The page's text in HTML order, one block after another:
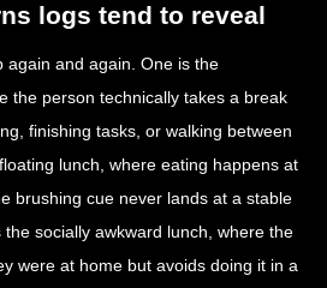
logs tend to reveal
again and again. One is the
the person technically takes a break
finishing tasks, or walking between
lunch, where eating happens at
brushing cue never lands at a stable
the socially awkward lunch, where the
were at home but avoids doing it in a